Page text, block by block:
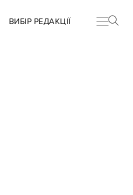
ВИБІР РЕДАКЦІЇ